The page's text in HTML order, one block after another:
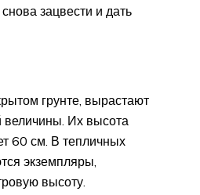
зацвести и дать
грунте, вырастают
величины. Их высота
60 см. В тепличных
экземпляры,
высоту.